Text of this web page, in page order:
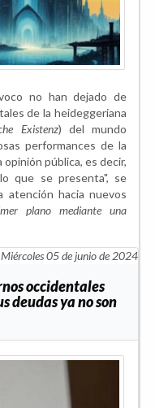
no han dejado de
de la heideggeriana
Existenz) del mundo
performances de la
pública, es decir,
que se presenta", se
atención hacia nuevos
plano mediante una
Miércoles 05 de junio de 2024
occidentales
deudas ya no son